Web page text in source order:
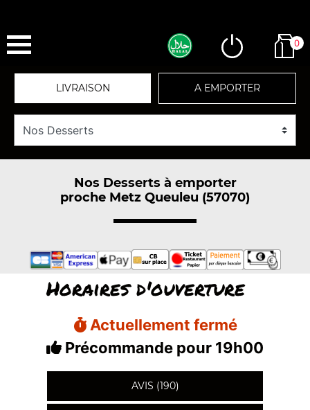
0
LIVRAISON A EMPORTER
Nos Desserts à emporter
proche Metz Queuleu (57070)
Horaires d'ouverture
Actuellement fermé
Précommande pour 19h00
AVIS (190)